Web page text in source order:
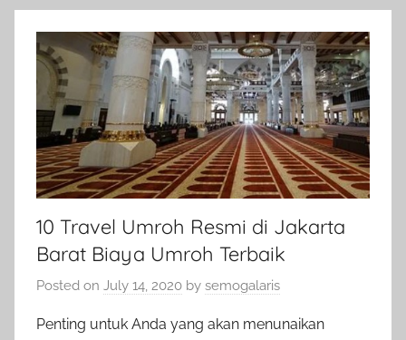
10 Travel Umroh Resmi di Jakarta
Barat Biaya Umroh Terbaik
Posted on July 14, 2020 by semogalaris
Penting untuk Anda yang akan menunaikan